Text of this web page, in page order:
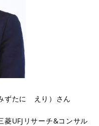
みずたに えり）さん
UFJリサーチ&コンサル